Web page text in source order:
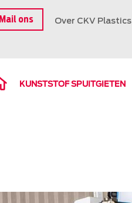
Mail ons Over CKV Plastics
KUNSTSTOF SPUITGIETEN